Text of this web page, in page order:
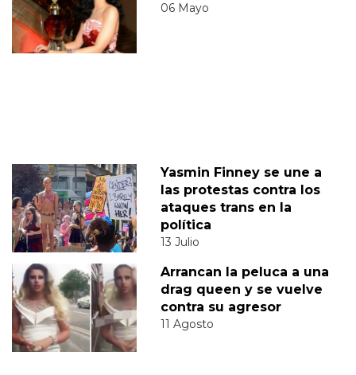
06 Mayo
Yasmin Finney se une a
las protestas contra los
ataques trans en la
política
13 Julio
Arrancan la peluca a una
drag queen y se vuelve
contra su agresor
11 Agosto